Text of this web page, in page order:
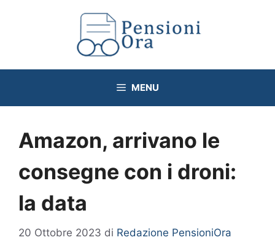
MENU
Amazon, arrivano le
consegne con i droni:
la data
20 Ottobre 2023 di Redazione PensioniOra